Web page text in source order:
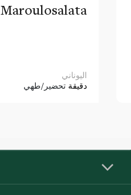
Maroulosalata
اليوناني
دقيقة تحضير/طهي